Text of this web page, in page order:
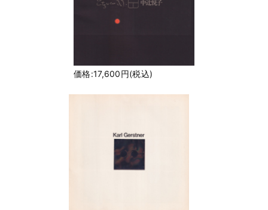
価格:17,600円(税込)